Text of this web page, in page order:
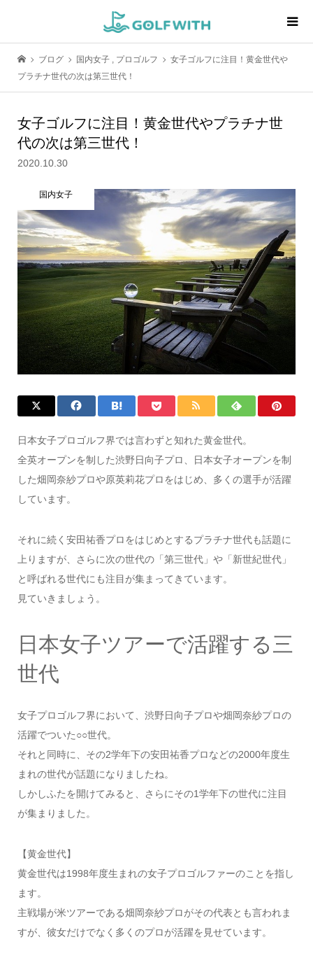
ブログ 国内女子 , プロゴルフ
女子ゴルフに注目！黄金世代や
プラチナ世代の次は第三世代！
女子ゴルフに注目！黄金世代やプラチナ世
代の次は第三世代！
2020.10.30
国内女子
日本女子プロゴルフ界では言わずと知れた黄金世代。
全英オープンを制した渋野日向子プロ、日本女子オープンを制
した畑岡奈紗プロや原英莉花プロをはじめ、多くの選手が活躍
しています。
それに続く安田祐香プロをはじめとするプラチナ世代も話題に
上りますが、さらに次の世代の「第三世代」や「新世紀世代」
と呼ばれる世代にも注目が集まってきています。
見ていきましょう。
日本女子ツアーで活躍する三
世代
女子プロゴルフ界において、渋野日向子プロや畑岡奈紗プロの
活躍でついた○○世代。
それと同時に、その2学年下の安田祐香プロなどの2000年度生
まれの世代が話題になりましたね。
しかしふたを開けてみると、さらにその1学年下の世代に注目
が集まりました。
【黄金世代】
黄金世代は1998年度生まれの女子プロゴルファーのことを指し
ます。
主戦場が米ツアーである畑岡奈紗プロがその代表とも言われま
すが、彼女だけでなく多くのプロが活躍を見せています。